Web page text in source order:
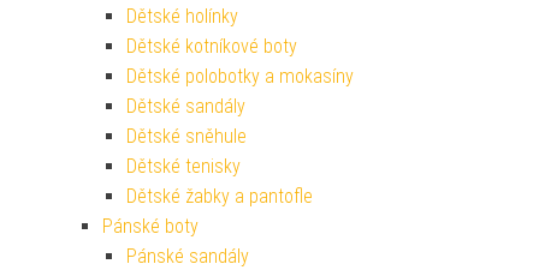
Dětské holínky
Dětské kotníkové boty
Dětské polobotky a mokasíny
Dětské sandály
Dětské sněhule
Dětské tenisky
Dětské žabky a pantofle
Pánské boty
Pánské sandály